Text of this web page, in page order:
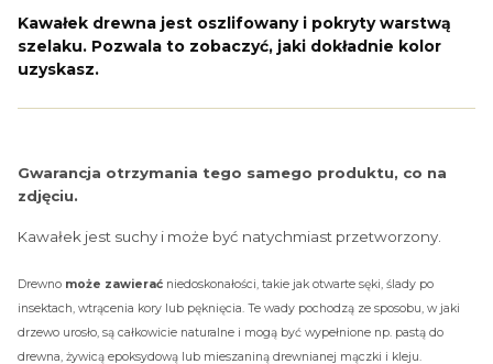
Kawałek drewna jest oszlifowany i pokryty warstwą
szelaku. Pozwala to zobaczyć, jaki dokładnie kolor
uzyskasz.
Gwarancja otrzymania tego samego produktu, co na
zdjęciu.
Kawałek jest suchy i może być natychmiast przetworzony.
Drewno może zawierać niedoskonałości, takie jak otwarte sęki, ślady po
insektach, wtrącenia kory lub pęknięcia. Te wady pochodzą ze sposobu, w jaki
drzewo urosło, są całkowicie naturalne i mogą być wypełnione np. pastą do
drewna, żywicą epoksydową lub mieszaniną drewnianej mączki i kleju.